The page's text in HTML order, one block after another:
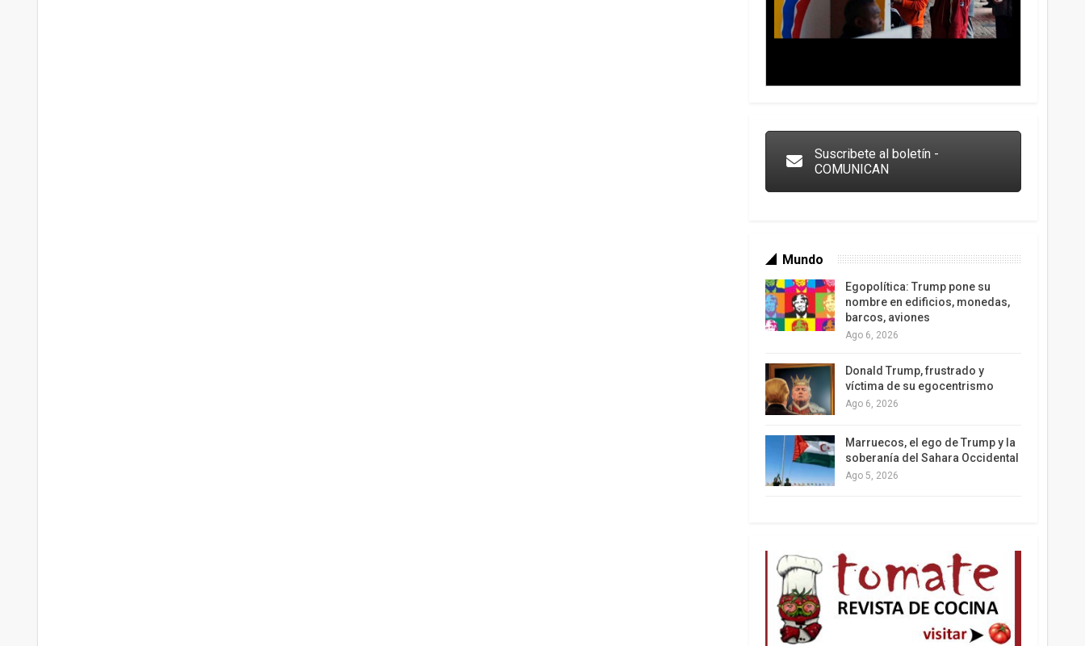
Suscribete al boletín -
COMUNICAN
Mundo
Egopolítica: Trump pone su
nombre en edificios, monedas,
barcos, aviones
Ago 6, 2026
Donald Trump, frustrado y
víctima de su egocentrismo
Ago 6, 2026
Marruecos, el ego de Trump y la
soberanía del Sahara Occidental
Ago 5, 2026